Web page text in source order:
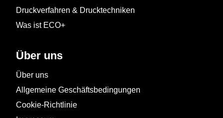
Druckverfahren & Drucktechniken
Was ist ECO+
Über uns
Über uns
Allgemeine Geschäftsbedingungen
Cookie-Richtlinie